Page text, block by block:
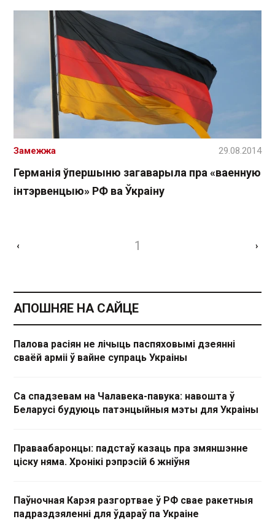
Германія ўпершыню загаварыла пра «ваенную
інтэрвенцыю» РФ ва Ўкраіну
Замежжа 29.08.2014
‹ 1 ›
АПОШНЯЕ НА САЙЦЕ
Палова расіян не лічыць паспяховымі дзеянні
сваёй арміі ў вайне супраць Украіны
Са спадзевам на Чалавека-павука: навошта ў
Беларусі будуюць патэнцыйныя мэты для Украіны
Праваабаронцы: падстаў казаць пра змяншэнне
ціску няма. Хронікі рэпрэсій 6 жніўня
Паўночная Карэя разгортвае ў РФ свае ракетныя
падраздзяленні для ўдараў па Украіне